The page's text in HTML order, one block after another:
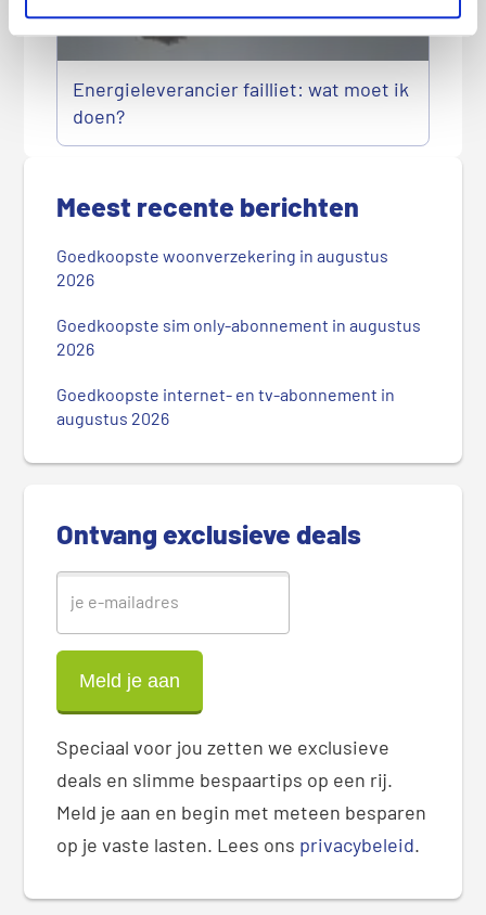
Energieleverancier failliet: wat moet ik
doen?
e
Meest recente berichten
Goedkoopste woonverzekering in augustus
2026
Goedkoopste sim only-abonnement in augustus
2026
Goedkoopste internet- en tv-abonnement in
augustus 2026
Ontvang exclusieve deals
Speciaal voor jou zetten we exclusieve
deals en slimme bespaartips op een rij.
Meld je aan en begin met meteen besparen
op je vaste lasten. Lees ons privacybeleid.